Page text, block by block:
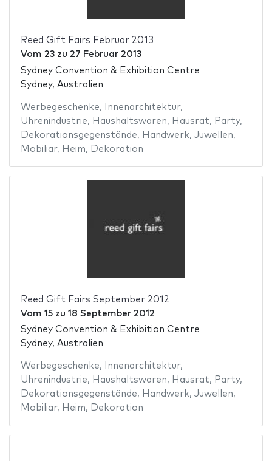
Reed Gift Fairs Februar 2013
Vom 23zu 27 Februar 2013
Sydney Convention & Exhibition Centre
Sydney, Australien
Werbegeschenke, Innenarchitektur,
Uhrenindustrie, Haushaltswaren, Hausrat, Party,
Dekorationsgegenstände, Handwerk, Juwellen,
Mobiliar, Heim, Dekoration
Reed Gift Fairs September 2012
Vom 15zu 18 September 2012
Sydney Convention & Exhibition Centre
Sydney, Australien
Werbegeschenke, Innenarchitektur,
Uhrenindustrie, Haushaltswaren, Hausrat, Party,
Dekorationsgegenstände, Handwerk, Juwellen,
Mobiliar, Heim, Dekoration